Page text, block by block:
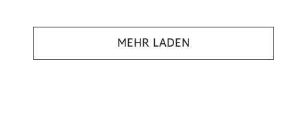
MEHR LADEN